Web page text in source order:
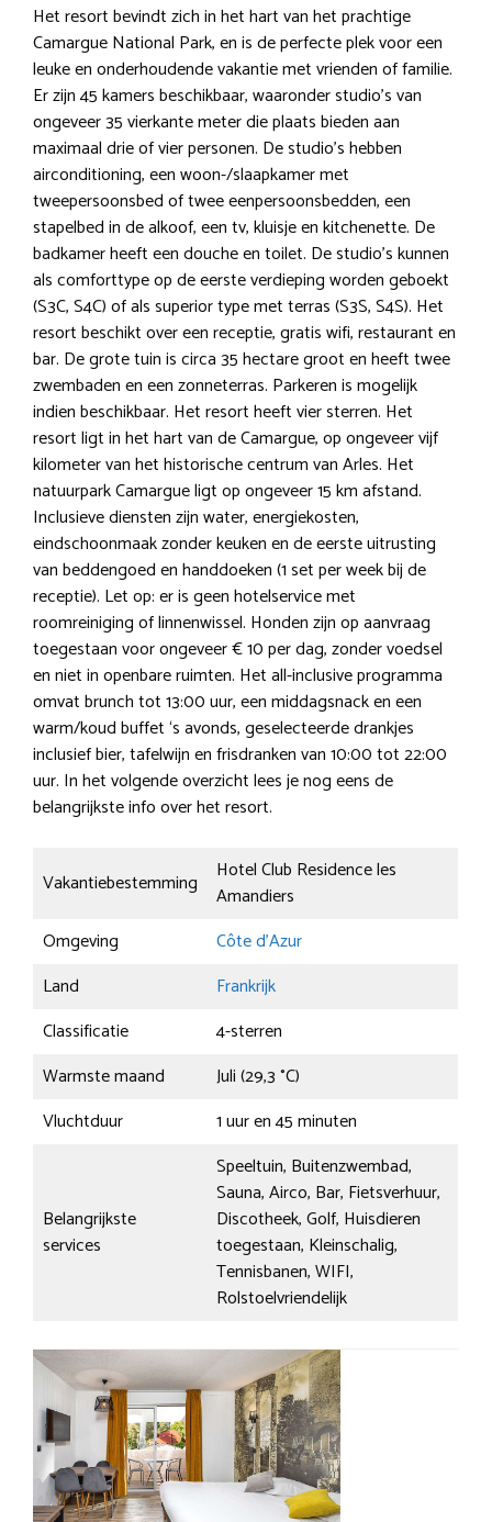
Het resort bevindt zich in het hart van het prachtige
Camargue National Park, en is de perfecte plek voor een
leuke en onderhoudende vakantie met vrienden of familie.
Er zijn 45 kamers beschikbaar, waaronder studio’s van
ongeveer 35 vierkante meter die plaats bieden aan
maximaal drie of vier personen. De studio’s hebben
airconditioning, een woon-/slaapkamer met
tweepersoonsbed of twee eenpersoonsbedden, een
stapelbed in de alkoof, een tv, kluisje en kitchenette. De
badkamer heeft een douche en toilet. De studio’s kunnen
als comforttype op de eerste verdieping worden geboekt
(S3C, S4C) of als superior type met terras (S3S, S4S). Het
resort beschikt over een receptie, gratis wifi, restaurant en
bar. De grote tuin is circa 35 hectare groot en heeft twee
zwembaden en een zonneterras. Parkeren is mogelijk
indien beschikbaar. Het resort heeft vier sterren. Het
resort ligt in het hart van de Camargue, op ongeveer vijf
kilometer van het historische centrum van Arles. Het
natuurpark Camargue ligt op ongeveer 15 km afstand.
Inclusieve diensten zijn water, energiekosten,
eindschoonmaak zonder keuken en de eerste uitrusting
van beddengoed en handdoeken (1 set per week bij de
receptie). Let op: er is geen hotelservice met
roomreiniging of linnenwissel. Honden zijn op aanvraag
toegestaan voor ongeveer € 10 per dag, zonder voedsel
en niet in openbare ruimten. Het all-inclusive programma
omvat brunch tot 13:00 uur, een middagsnack en een
warm/koud buffet ‘s avonds, geselecteerde drankjes
inclusief bier, tafelwijn en frisdranken van 10:00 tot 22:00
uur. In het volgende overzicht lees je nog eens de
belangrijkste info over het resort.
Vakantiebestemming
Hotel Club Residence les
Amandiers
Omgeving
Côte d’Azur
Land
Frankrijk
Classificatie
4-sterren
Warmste maand
Juli (29,3 °C)
Vluchtduur
1 uur en 45 minuten
Belangrijkste
services
Speeltuin, Buitenzwembad,
Sauna, Airco, Bar, Fietsverhuur,
Discotheek, Golf, Huisdieren
toegestaan, Kleinschalig,
Tennisbanen, WIFI,
Rolstoelvriendelijk